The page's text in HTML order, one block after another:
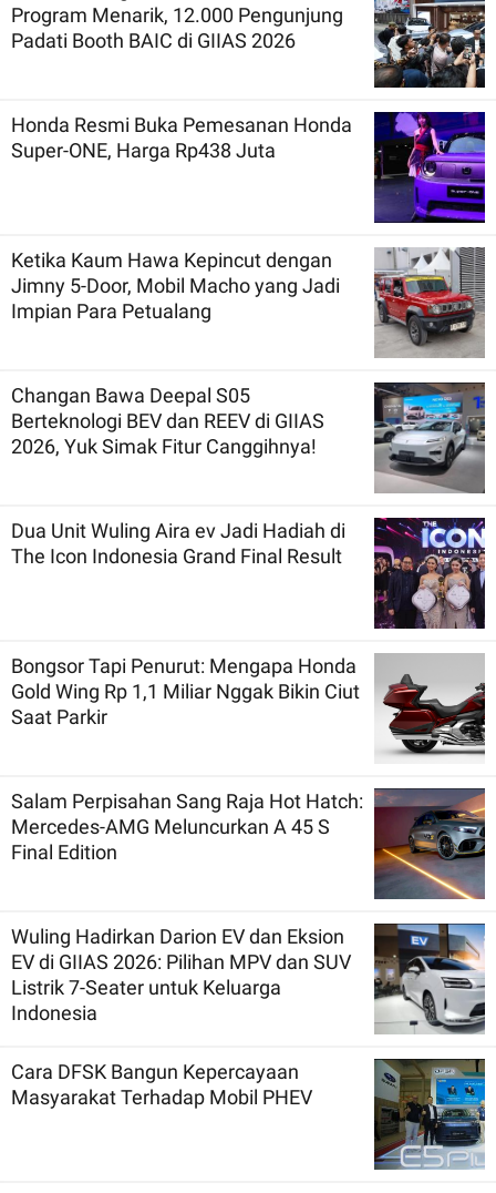
Program Menarik, 12.000 Pengunjung
Padati Booth BAIC di GIIAS 2026
Honda Resmi Buka Pemesanan Honda
Super-ONE, Harga Rp438 Juta
Ketika Kaum Hawa Kepincut dengan
Jimny 5-Door, Mobil Macho yang Jadi
Impian Para Petualang
Changan Bawa Deepal S05
Berteknologi BEV dan REEV di GIIAS
2026, Yuk Simak Fitur Canggihnya!
Dua Unit Wuling Aira ev Jadi Hadiah di
The Icon Indonesia Grand Final Result
Bongsor Tapi Penurut: Mengapa Honda
Gold Wing Rp 1,1 Miliar Nggak Bikin Ciut
Saat Parkir
Salam Perpisahan Sang Raja Hot Hatch:
Mercedes-AMG Meluncurkan A 45 S
Final Edition
Wuling Hadirkan Darion EV dan Eksion
EV di GIIAS 2026: Pilihan MPV dan SUV
Listrik 7-Seater untuk Keluarga
Indonesia
Cara DFSK Bangun Kepercayaan
Masyarakat Terhadap Mobil PHEV